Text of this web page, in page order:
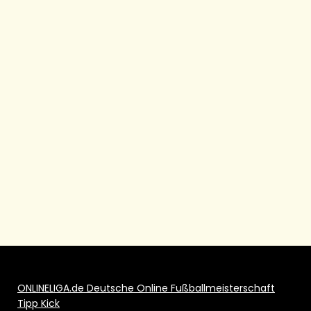
ONLINELIGA.de Deutsche Online Fußballmeisterschaft
Tipp Kick